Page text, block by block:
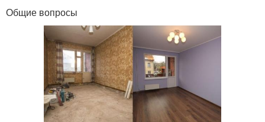
Общие вопросы